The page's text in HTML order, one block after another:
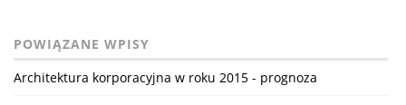
POWIĄZANE WPISY
Architektura korporacyjna w roku 2015 - prognoza